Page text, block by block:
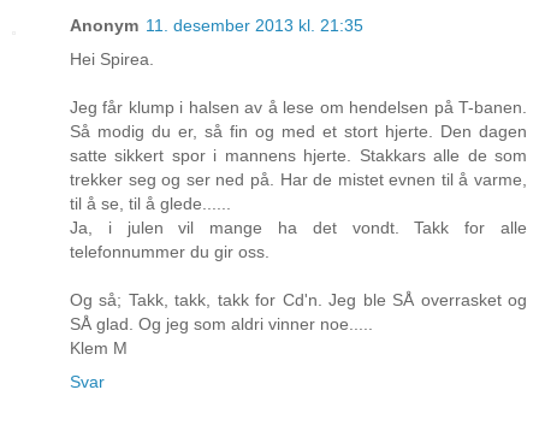
Anonym 11. desember 2013 kl. 21:35
Hei Spirea.
Jeg får klump i halsen av å lese om hendelsen på T-banen.
Så modig du er, så fin og med et stort hjerte. Den dagen
satte sikkert spor i mannens hjerte. Stakkars alle de som
trekker seg og ser ned på. Har de mistet evnen til å varme,
til å se, til å glede......
Ja, i julen vil mange ha det vondt. Takk for alle
telefonnummer du gir oss.
Og så; Takk, takk, takk for Cd'n. Jeg ble SÅ overrasket og
SÅ glad. Og jeg som aldri vinner noe.....
Klem M
Svar